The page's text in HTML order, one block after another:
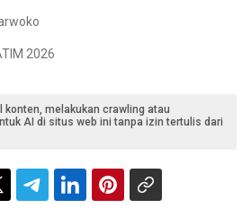
2026
konten, melakukan crawling atau
AI di situs web ini tanpa izin tertulis dari